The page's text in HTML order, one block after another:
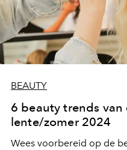
BEAUTY
6 beauty trends van
lente/zomer 2024
Wees voorbereid op de